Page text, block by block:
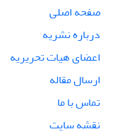
صفحه اصلی
درباره نشریه
اعضای هیات تحریریه
ارسال مقاله
تماس با ما
نقشه سایت